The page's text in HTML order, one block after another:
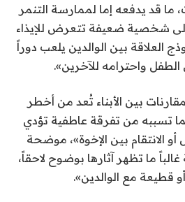
ما قد يدفعه إما لممارسة التنمر
إلى شخصية ضعيفة تتعرض للإيذاء
العلاقة بين الوالدين يلعب دوراً
واحترامه للآخرين».
بين الأبناء تُعد من أخطر
تسببه من تفرقة عاطفية تؤدي
الانتقام بين الإخوة»، موضحة
ما تظهر آثارها بوضوح لاحقاً،
مع الوالدين».